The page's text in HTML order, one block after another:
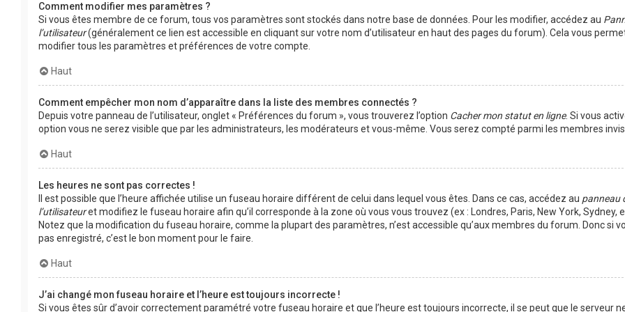
Comment modifier mes paramètres ?
Si vous êtes membre de ce forum, tous vos paramètres sont stockés dans notre base de données. Pour les modifier, accédez au
l’utilisateur(généralement ce lien est accessible en cliquant sur votre nom d’utilisateur en haut des pages du forum). Cela vous
modifier tous les paramètres et préférences de votre compte.
Haut
Comment empêcher mon nom d’apparaître dans la liste des membres connectés ?
Depuis votre panneau de l’utilisateur, onglet « Préférences du forum », vous trouverez l’option Cacher mon statut en ligne. Si vous
option vous ne serez visible que par les administrateurs, les modérateurs et vous-même. Vous serez compté parmi les membres
Haut
Les heures ne sont pas correctes !
Il est possible que l’heure affichée utilise un fuseau horaire différent de celui dans lequel vous êtes. Dans ce cas, accédez au panneau
l’utilisateuret modifiez le fuseau horaire afin qu’il corresponde à la zone où vous vous trouvez (ex : Londres, Paris, New York, Sydney,
Notez que la modification du fuseau horaire, comme la plupart des paramètres, n’est accessible qu’aux membres du forum. Donc si
pas enregistré, c’est le bon moment pour le faire.
Haut
J’ai changé mon fuseau horaire et l’heure est toujours incorrecte !
Si vous êtes sûr d’avoir correctement paramétré votre fuseau horaire et que l’heure est toujours incorrecte, il se peut que le serveur